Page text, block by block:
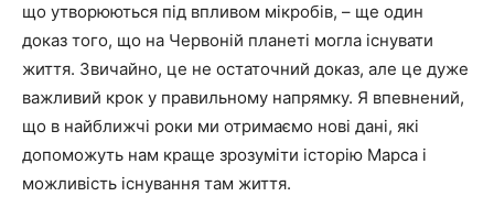
що утворюються під впливом мікробів, – ще один
доказ того, що на Червоній планеті могла існувати
життя. Звичайно, це не остаточний доказ, але це дуже
важливий крок у правильному напрямку. Я впевнений,
що в найближчі роки ми отримаємо нові дані, які
допоможуть нам краще зрозуміти історію Марса і
можливість існування там життя.